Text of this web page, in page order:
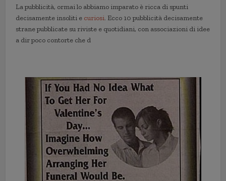
La pubblicità, ormai lo abbiamo imparato è ricca di spunti
decisamente insoliti e curiosi. Ecco 10 pubblicità decisamente
strane pubblicate su riviste e quotidiani, con associazioni di idee
a dir poco contorte che d